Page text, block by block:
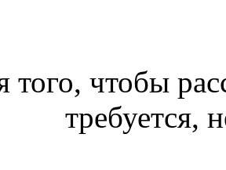
того, чтобы
требуется,